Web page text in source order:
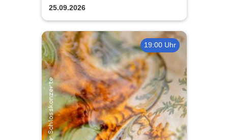
Kaiserbahnhof Brühl
25.09.2026
19:00 Uhr